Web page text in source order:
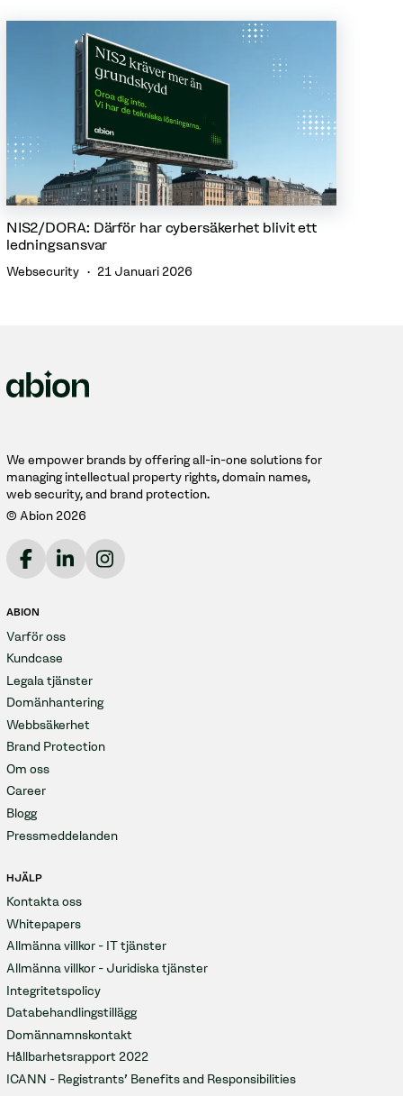
NIS2/DORA: Därför har cybersäkerhet blivit ett
ledningsansvar
Websecurity 21 Januari 2026
We empower brands by offering all-in-one solutions for
managing intellectual property rights, domain names,
web security, and brand protection.
© Abion 2026
ABION
Varför oss
Kundcase
Legala tjänster
Domänhantering
Webbsäkerhet
Brand Protection
Om oss
Career
Blogg
Pressmeddelanden
HJÄLP
Kontakta oss
Whitepapers
Allmänna villkor - IT tjänster
Allmänna villkor - Juridiska tjänster
Integritetspolicy
Databehandlingstillägg
Domännamnskontakt
Hållbarhetsrapport 2022
ICANN - Registrants' Benefits and Responsibilities